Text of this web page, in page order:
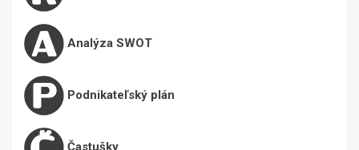
Analýza SWOT
Podnikateľský plán
Častušky